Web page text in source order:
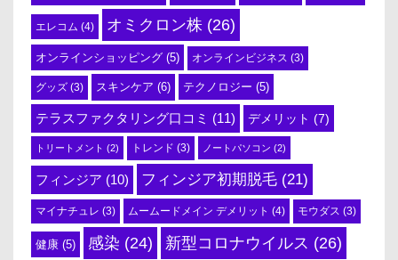
エレコム (4) オミクロン株 (26)
オンラインショッピング (5) オンラインビジネス (3)
グッズ (3) スキンケア (6) テクノロジー (5)
テラスファクタリング口コミ (11) デメリット (7)
トリートメント (2) トレンド (3) ノートパソコン (2)
フィンジア (10) フィンジア初期脱毛 (21)
マイナチュレ (3) ムームードメイン デメリット (4) モウダス (3)
健康 (5) 感染 (24) 新型コロナウイルス (26)